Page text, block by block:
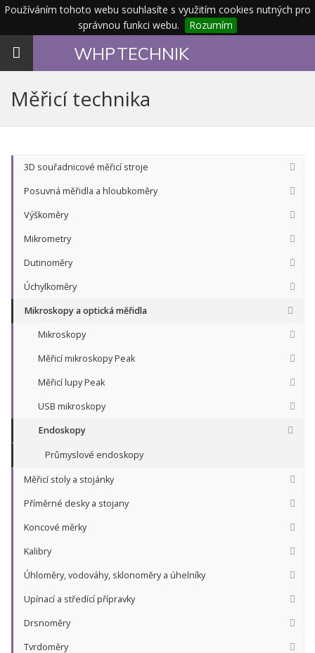
Používáním tohoto webu souhlasíte s využitím cookies nutných pro
správnou funkci webu.
Rozumím
Toggle
WHPTECHNIK
Měřicí technika
3D souřadnicové měřicí stroje
Posuvná měřidla a hloubkoměry
Výškoměry
Mikrometry
Dutinoměry
Úchylkoměry
Mikroskopy a optická měřidla
Mikroskopy
Měřicí mikroskopy Peak
Měřicí lupy Peak
USB mikroskopy
Endoskopy
Průmyslové endoskopy
Měřicí stoly a stojánky
Příměrné desky a stojany
Koncové měrky
Kalibry
Úhloměry, vodováhy, sklonoměry a úhelníky
Upínací a středící přípravky
Drsnoměry
Tvrdoměry